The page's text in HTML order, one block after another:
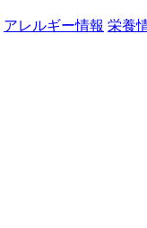
アレルギー情報 栄養